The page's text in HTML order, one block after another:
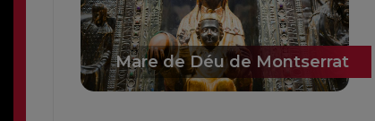
Mare de Déu de Montserrat